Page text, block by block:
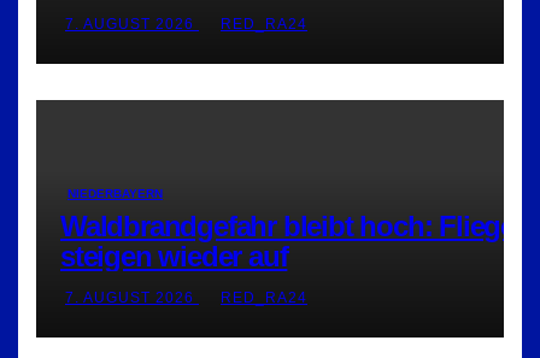
7. AUGUST 2026 RED_RA24
NIEDERBAYERN
Waldbrandgefahr bleibt hoch: Flieger
steigen wieder auf
7. AUGUST 2026 RED_RA24